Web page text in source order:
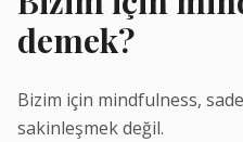
demek?
Bizim için mindfulness,
sakinleşmek değil.